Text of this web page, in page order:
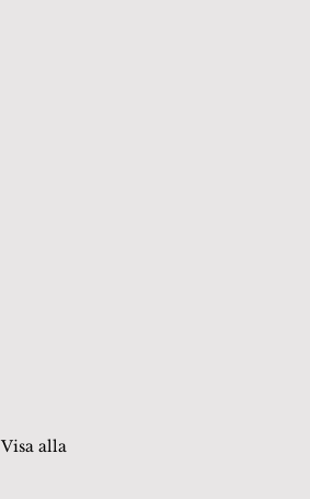
Visa alla